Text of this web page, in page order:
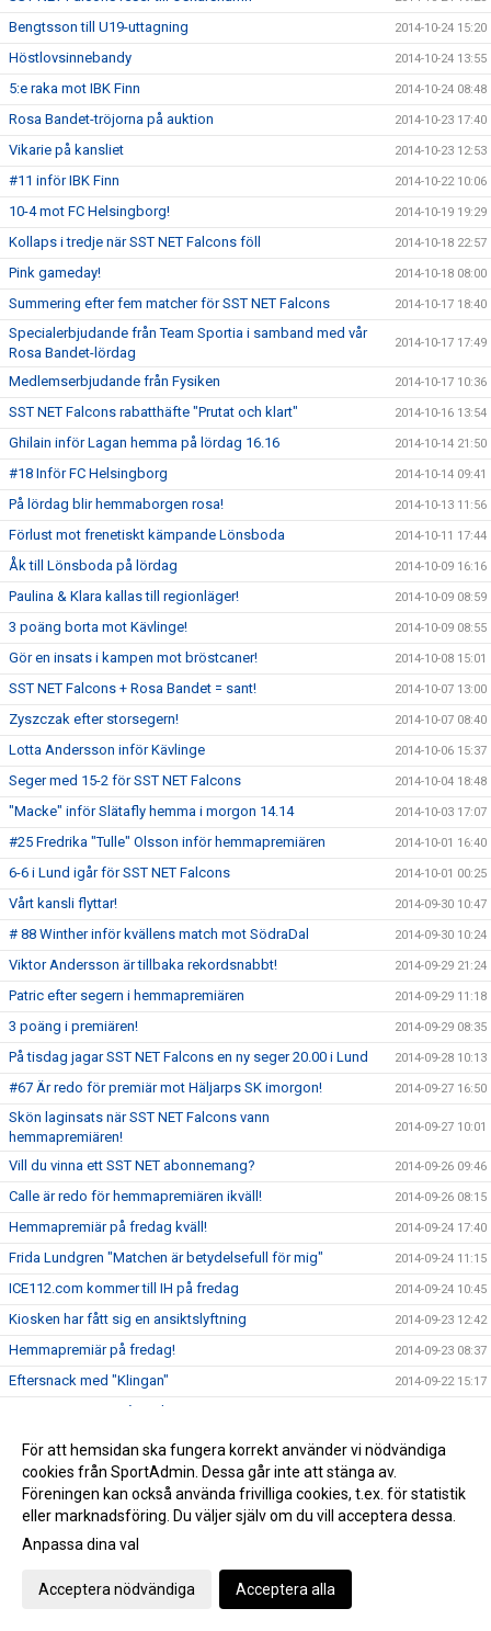
Bengtsson till U19-uttagning 2014-10-24 15:20
Höstlovsinnebandy 2014-10-24 13:55
5:e raka mot IBK Finn 2014-10-24 08:48
Rosa Bandet-tröjorna på auktion 2014-10-23 17:40
Vikarie på kansliet 2014-10-23 12:53
#11 inför IBK Finn 2014-10-22 10:06
10-4 mot FC Helsingborg! 2014-10-19 19:29
Kollaps i tredje när SST NET Falcons föll 2014-10-18 22:57
Pink gameday! 2014-10-18 08:00
Summering efter fem matcher för SST NET Falcons 2014-10-17 18:40
Specialerbjudande från Team Sportia i samband med vår
Rosa Bandet-lördag
2014-10-17 17:49
Medlemserbjudande från Fysiken 2014-10-17 10:36
SST NET Falcons rabatthäfte "Prutat och klart" 2014-10-16 13:54
Ghilain inför Lagan hemma på lördag 16.16 2014-10-14 21:50
#18 Inför FC Helsingborg 2014-10-14 09:41
På lördag blir hemmaborgen rosa! 2014-10-13 11:56
Förlust mot frenetiskt kämpande Lönsboda 2014-10-11 17:44
Åk till Lönsboda på lördag 2014-10-09 16:16
Paulina & Klara kallas till regionläger! 2014-10-09 08:59
3 poäng borta mot Kävlinge! 2014-10-09 08:55
Gör en insats i kampen mot bröstcaner! 2014-10-08 15:01
SST NET Falcons + Rosa Bandet = sant! 2014-10-07 13:00
Zyszczak efter storsegern! 2014-10-07 08:40
Lotta Andersson inför Kävlinge 2014-10-06 15:37
Seger med 15-2 för SST NET Falcons 2014-10-04 18:48
"Macke" inför Slätafly hemma i morgon 14.14 2014-10-03 17:07
#25 Fredrika "Tulle" Olsson inför hemmapremiären 2014-10-01 16:40
6-6 i Lund igår för SST NET Falcons 2014-10-01 00:25
Vårt kansli flyttar! 2014-09-30 10:47
# 88 Winther inför kvällens match mot SödraDal 2014-09-30 10:24
Viktor Andersson är tillbaka rekordsnabbt! 2014-09-29 21:24
Patric efter segern i hemmapremiären 2014-09-29 11:18
3 poäng i premiären! 2014-09-29 08:35
På tisdag jagar SST NET Falcons en ny seger 20.00 i Lund 2014-09-28 10:13
#67 Är redo för premiär mot Häljarps SK imorgon! 2014-09-27 16:50
Skön laginsats när SST NET Falcons vann
hemmapremiären!
2014-09-27 10:01
Vill du vinna ett SST NET abonnemang? 2014-09-26 09:46
Calle är redo för hemmapremiären ikväll! 2014-09-26 08:15
Hemmapremiär på fredag kväll! 2014-09-24 17:40
Frida Lundgren "Matchen är betydelsefull för mig" 2014-09-24 11:15
ICE112.com kommer till IH på fredag 2014-09-24 10:45
Kiosken har fått sig en ansiktslyftning 2014-09-23 12:42
Hemmapremiär på fredag! 2014-09-23 08:37
Eftersnack med "Klingan" 2014-09-22 15:17
Försäsongsresumé med Anton
Kapten Persson matchvinnare i premiären! 2014-09-21 21:28
Seger i SST NET Falcons Invitation&#8207;! 2014-09-21 12:09
Idag är det seriepremiär! 2014-09-21 11:40
Genrep inför premiären!
För att hemsidan ska fungera korrekt använder vi nödvändiga
cookies från SportAdmin. Dessa går inte att stänga av.
Föreningen kan också använda frivilliga cookies, t.ex. för statistik
eller marknadsföring. Du väljer själv om du vill acceptera dessa.
Anpassa dina val
Acceptera nödvändiga Acceptera alla